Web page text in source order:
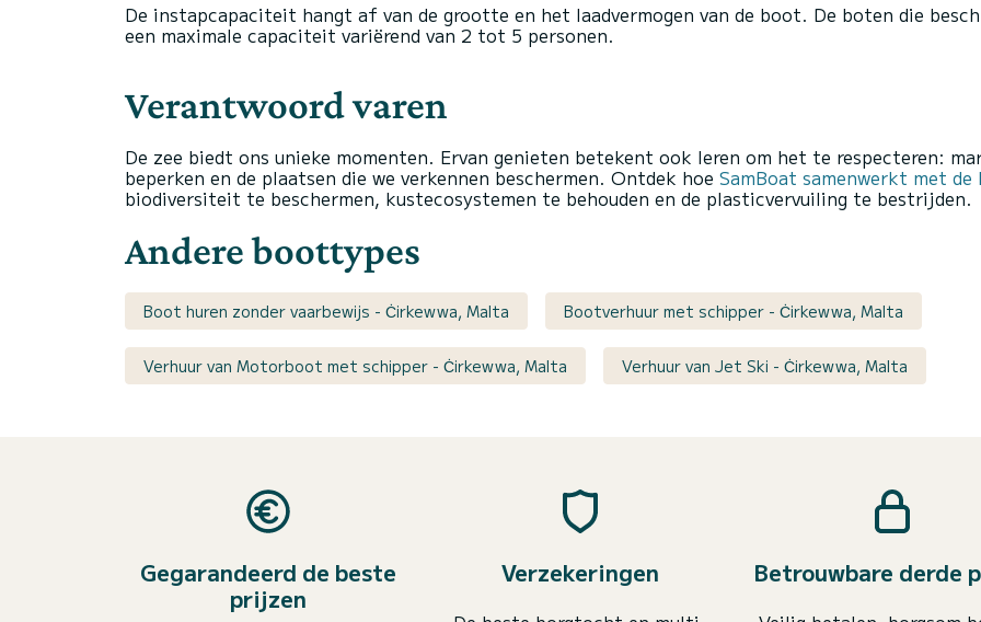
De instapcapaciteit hangt af van de grootte en het laadvermogen van de boot. De boten die
een maximale capaciteit variërend van 2 tot 5 personen.
Verantwoord varen
De zee biedt ons unieke momenten. Ervan genieten betekent ook leren om het te respecteren:
beperken en de plaatsen die we verkennen beschermen. Ontdek hoe SamBoat samenwerkt met
biodiversiteit te beschermen, kustecosystemen te behouden en de plasticvervuiling te bestrijden.
Andere boottypes
Boot huren zonder vaarbewijs - Ċirkewwa, Malta Bootverhuur met schipper - Ċirkewwa, Malta
Verhuur van Motorboot met schipper - Ċirkewwa, Malta Verhuur van Jet Ski - Ċirkewwa, Malta
Gegarandeerd de beste
prijzen
Verzekeringen Betrouwbare derde